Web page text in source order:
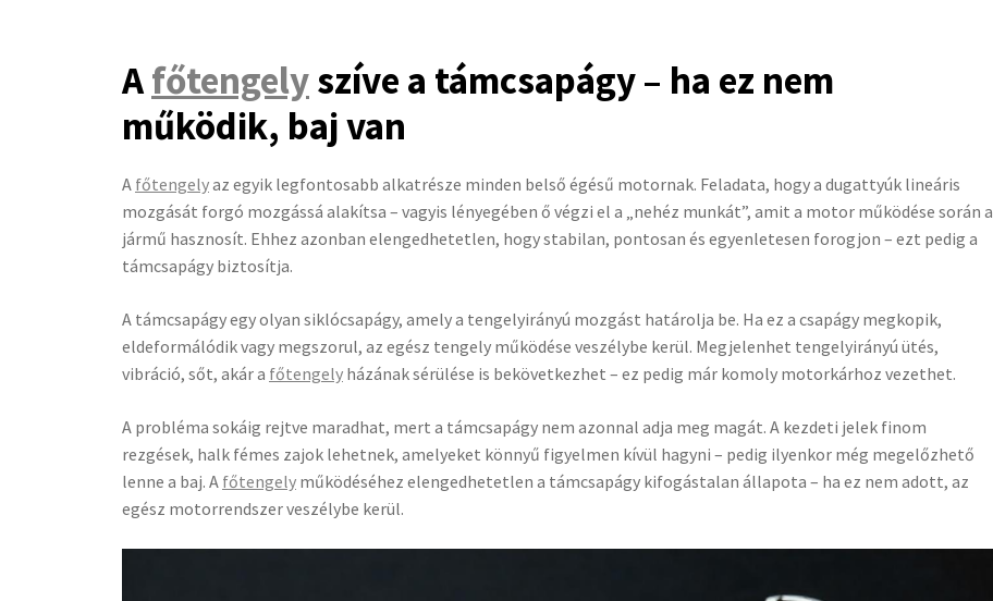
Afőtengelyszíve a támcsapágy – ha ez nem
működik, baj van
A főtengelyaz egyik legfontosabb alkatrésze minden belső égésű motornak. Feladata, hogy a dugattyúk lineáris
mozgását forgó mozgássá alakítsa – vagyis lényegében ő végzi el a „nehéz munkát”, amit a motor működése során a
jármű hasznosít. Ehhez azonban elengedhetetlen, hogy stabilan, pontosan és egyenletesen forogjon – ezt pedig a
támcsapágy biztosítja.
A támcsapágy egy olyan siklócsapágy, amely a tengelyirányú mozgást határolja be. Ha ez a csapágy megkopik,
eldeformálódik vagy megszorul, az egész tengely működése veszélybe kerül. Megjelenhet tengelyirányú ütés,
vibráció, sőt, akár a főtengely házának sérülése is bekövetkezhet – ez pedig már komoly motorkárhoz vezethet.
A probléma sokáig rejtve maradhat, mert a támcsapágy nem azonnal adja meg magát. A kezdeti jelek finom
rezgések, halk fémes zajok lehetnek, amelyeket könnyű figyelmen kívül hagyni – pedig ilyenkor még megelőzhető
lenne a baj. A főtengely működéséhez elengedhetetlen a támcsapágy kifogástalan állapota – ha ez nem adott, az
egész motorrendszer veszélybe kerül.